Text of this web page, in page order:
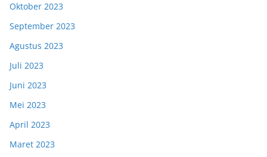
Oktober 2023
September 2023
Agustus 2023
Juli 2023
Juni 2023
Mei 2023
April 2023
Maret 2023